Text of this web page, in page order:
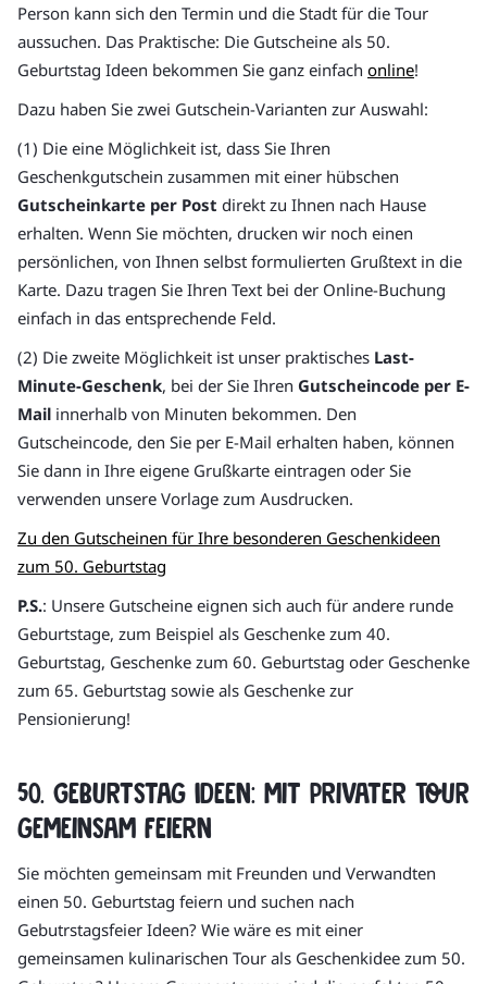
Person kann sich den Termin und die Stadt für die Tour
aussuchen. Das Praktische: Die Gutscheine als 50.
Geburtstag Ideen bekommen Sie ganz einfach online!
Dazu haben Sie zwei Gutschein-Varianten zur Auswahl:
(1) Die eine Möglichkeit ist, dass Sie Ihren
Geschenkgutschein zusammen mit einer hübschen
Gutscheinkarte per Post direkt zu Ihnen nach Hause
erhalten. Wenn Sie möchten, drucken wir noch einen
persönlichen, von Ihnen selbst formulierten Grußtext in die
Karte. Dazu tragen Sie Ihren Text bei der Online-Buchung
einfach in das entsprechende Feld.
(2) Die zweite Möglichkeit ist unser praktisches Last-
Minute-Geschenk, bei der Sie Ihren Gutscheincode per E-
Mail innerhalb von Minuten bekommen. Den
Gutscheincode, den Sie per E-Mail erhalten haben, können
Sie dann in Ihre eigene Grußkarte eintragen oder Sie
verwenden unsere Vorlage zum Ausdrucken.
Zu den Gutscheinen für Ihre besonderen Geschenkideen
zum 50. Geburtstag
P.S.: Unsere Gutscheine eignen sich auch für andere runde
Geburtstage, zum Beispiel als Geschenke zum 40.
Geburtstag, Geschenke zum 60. Geburtstag oder Geschenke
zum 65. Geburtstag sowie als Geschenke zur
Pensionierung!
50. Geburtstag Ideen: mit privater Tour
gemeinsam feiern
Sie möchten gemeinsam mit Freunden und Verwandten
einen 50. Geburtstag feiern und suchen nach
Gebutrstagsfeier Ideen? Wie wäre es mit einer
gemeinsamen kulinarischen Tour als Geschenkidee zum 50.